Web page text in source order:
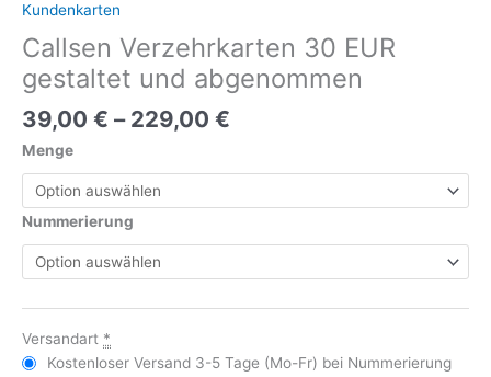
Kundenkarten
Callsen Verzehrkarten 30 EUR
gestaltet und abgenommen
39,00 € – 229,00 €
Menge
Nummerierung
Versandart *
Kostenloser Versand 3-5 Tage (Mo-Fr) bei Nummerierung